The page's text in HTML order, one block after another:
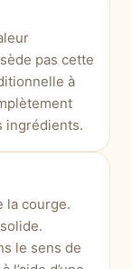
pas cette
à
ingrédients.
la courge.
le sens de